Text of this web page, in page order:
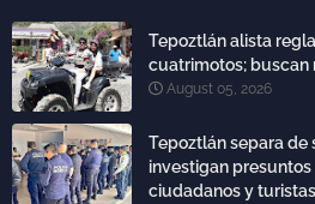
Tepoztlán alista
cuatrimotos; buscan
August 05, 2026
Tepoztlán separa de
investigan
ciudadanos y turistas